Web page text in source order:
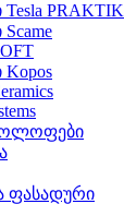
Tesla PRAKTIK
Kopos
ფასადური